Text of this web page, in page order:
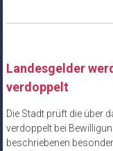
Landesgelder
verdoppelt
Die Stadt prüft die über
verdoppelt bei
beschriebenen